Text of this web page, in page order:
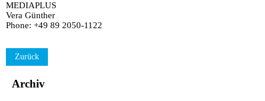
MEDIAPLUS
Vera Günther
Phone: +49 89 2050-1122
Zurück
Archiv